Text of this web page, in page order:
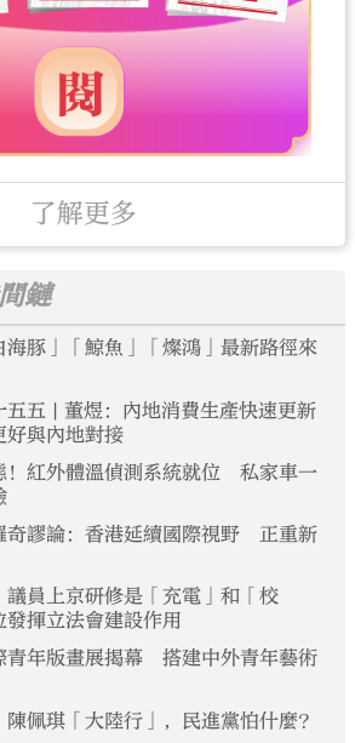
了解更多
鏈
海豚」「鯨魚」「燦鴻」最新路徑來
五五 | 董煜：內地消費生產快速更新
與內地對接
！紅外體溫偵測系統就位 私家車一
奇謬論：香港延續國際視野 正重新
議員上京研修是「充電」和「校
揮立法會建設作用
青年版畫展揭幕 搭建中外青年藝術
佩琪「大陸行」，民進黨怕什麼？